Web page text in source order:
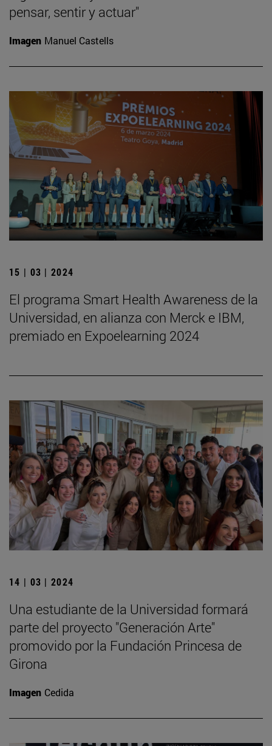
pensar, sentir y actuar"
Imagen Manuel Castells
15 | 03 | 2024
El programa Smart Health Awareness de la
Universidad, en alianza con Merck e IBM,
premiado en Expoelearning 2024
14 | 03 | 2024
Una estudiante de la Universidad formará
parte del proyecto "Generación Arte"
promovido por la Fundación Princesa de
Girona
Imagen Cedida